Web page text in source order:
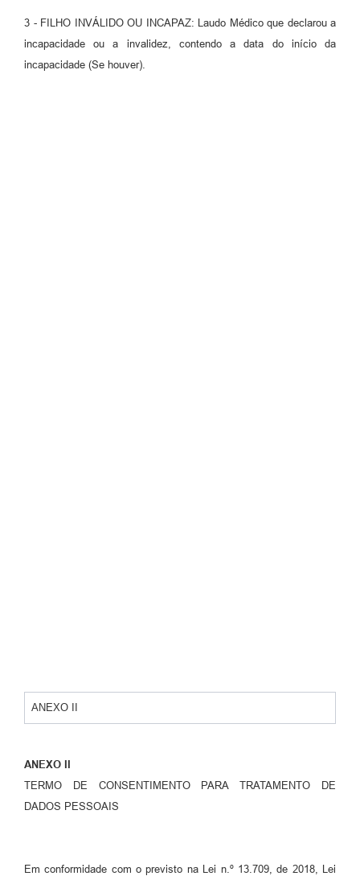
3 - FILHO INVÁLIDO OU INCAPAZ: Laudo Médico que declarou a
incapacidade ou a invalidez, contendo a data do início da
incapacidade (Se houver).
ANEXO II
ANEXO II
TERMO DE CONSENTIMENTO PARA TRATAMENTO DE
DADOS PESSOAIS
Em conformidade com o previsto na Lei n.º 13.709, de 2018, Lei